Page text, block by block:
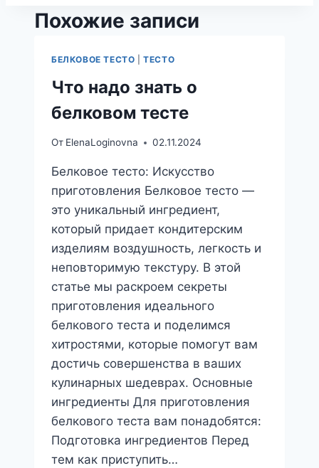
Похожие записи
БЕЛКОВОЕ ТЕСТО |ТЕСТО
Что надо знать о
белковом тесте
От ElenaLoginovna 02.11.2024
Белковое тесто: Искусство
приготовления Белковое тесто —
это уникальный ингредиент,
который придает кондитерским
изделиям воздушность, легкость и
неповторимую текстуру. В этой
статье мы раскроем секреты
приготовления идеального
белкового теста и поделимся
хитростями, которые помогут вам
достичь совершенства в ваших
кулинарных шедеврах. Основные
ингредиенты Для приготовления
белкового теста вам понадобятся:
Подготовка ингредиентов Перед
тем как приступить…